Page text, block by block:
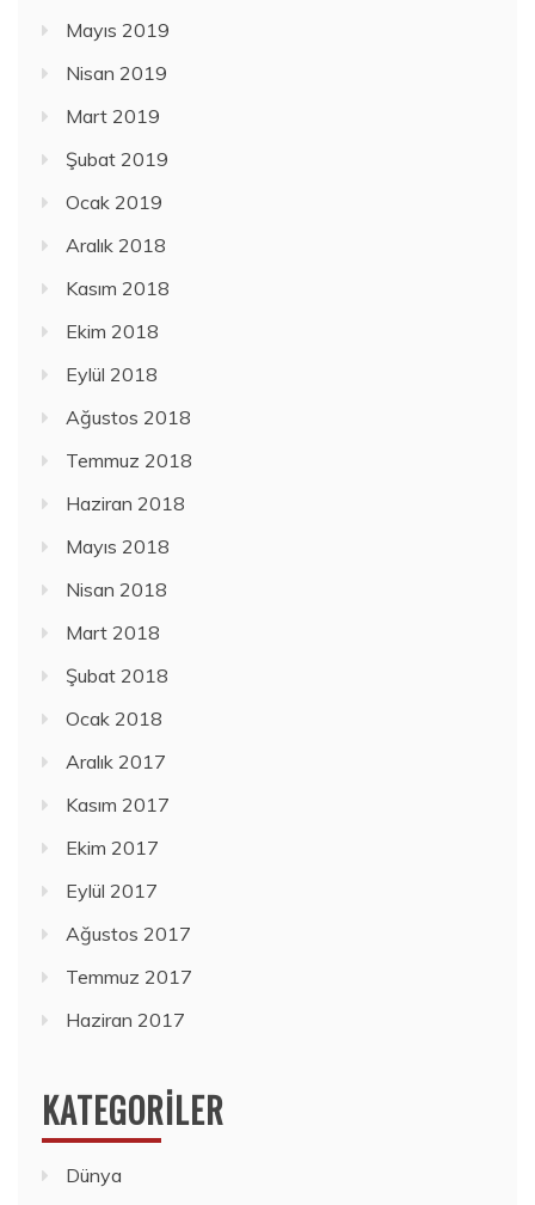
Mayıs 2019
Nisan 2019
Mart 2019
Şubat 2019
Ocak 2019
Aralık 2018
Kasım 2018
Ekim 2018
Eylül 2018
Ağustos 2018
Temmuz 2018
Haziran 2018
Mayıs 2018
Nisan 2018
Mart 2018
Şubat 2018
Ocak 2018
Aralık 2017
Kasım 2017
Ekim 2017
Eylül 2017
Ağustos 2017
Temmuz 2017
Haziran 2017
KATEGORILER
Dünya